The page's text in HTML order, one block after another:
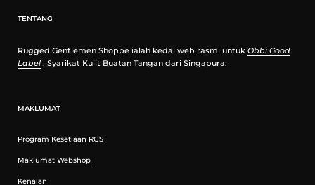
TENTANG
Rugged Gentlemen Shoppe ialah kedai web rasmi untuk Obbi Good
Label , Syarikat Kulit Buatan Tangan dari Singapura.
MAKLUMAT
Program Kesetiaan RGS
Maklumat Webshop
Kenalan